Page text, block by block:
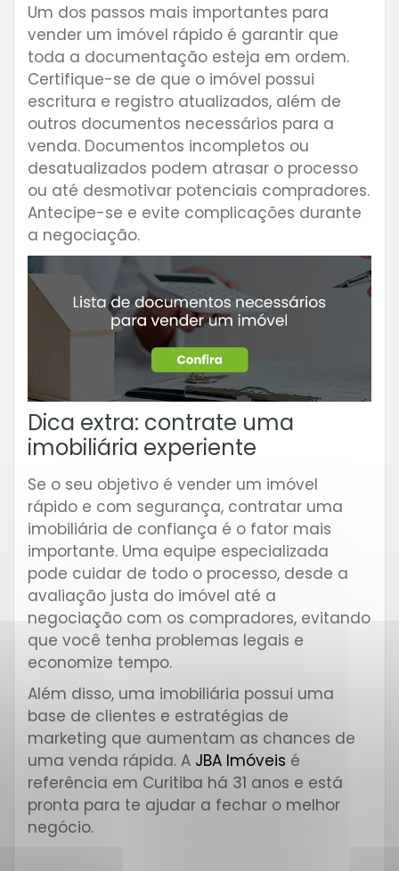
Um dos passos mais importantes para
vender um imóvel rápido é garantir que
toda a documentação esteja em ordem.
Certifique-se de que o imóvel possui
escritura e registro atualizados, além de
outros documentos necessários para a
venda. Documentos incompletos ou
desatualizados podem atrasar o processo
ou até desmotivar potenciais compradores.
Antecipe-se e evite complicações durante
a negociação.
Dica extra: contrate uma
imobiliária experiente
Se o seu objetivo é vender um imóvel
rápido e com segurança, contratar uma
imobiliária de confiança é o fator mais
importante. Uma equipe especializada
pode cuidar de todo o processo, desde a
avaliação justa do imóvel até a
negociação com os compradores, evitando
que você tenha problemas legais e
economize tempo.
Além disso, uma imobiliária possui uma
base de clientes e estratégias de
marketing que aumentam as chances de
uma venda rápida. A JBA Imóveis é
referência em Curitiba há 31 anos e está
pronta para te ajudar a fechar o melhor
negócio.